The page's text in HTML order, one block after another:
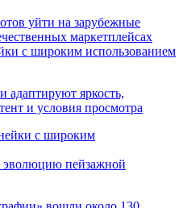
с широким использованием
адаптируют яркость,
и условия просмотра
эволюцию пейзажной